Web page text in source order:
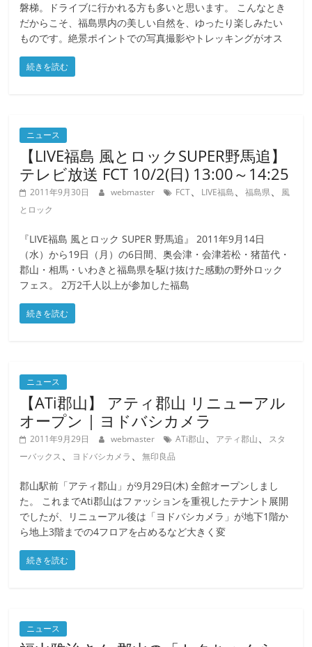
磐梯。ドライブに行かれる方も多いと思います。 こんなとき
だからこそ、福島県内の美しい自然を、ゆったり楽しみたい
ものです。絶景ポイントでの写真撮影やトレッキングがオス
続きを読む
ニュース
【LIVE福島 風とロックSUPER野馬追】
テレビ放送 FCT 10/2(日) 13:00～14:25
2011年9月30日 webmaster FCT、 LIVE福島、福島県、
風
とロック
『LIVE福島 風とロック SUPER 野馬追』 2011年9月14日
（水）から19日（月）の6日間、奥会津・会津若松・猪苗代・
郡山・相馬・いわきと福島県を駆け抜けた感動の野外ロック
フェス。 2万2千人以上が参加した福島
続きを読む
ニュース
【ATi郡山】 アティ郡山 リニューアル
オープン | ヨドバシカメラ
2011年9月29日 webmaster ATi郡山、 アティ郡山、
スタ
ーバックス、 ヨドバシカメラ 、無印良品
郡山駅前「アティ郡山」が9月29日(木) 全館オープンしまし
た。 これまでAti郡山はファッションを重視したテナント展開
でしたが、リニューアル後は「ヨドバシカメラ」が地下1階か
ら地上3階までの4フロアを占めるなど大きく変
続きを読む
ニュース